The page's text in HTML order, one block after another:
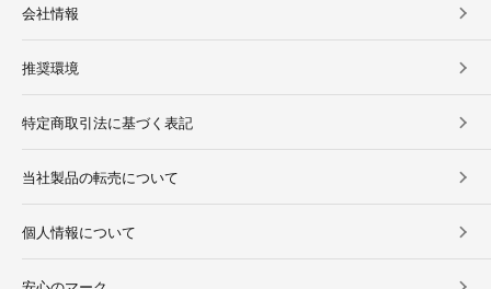
会社情報
推奨環境
特定商取引法に基づく表記
当社製品の転売について
個人情報について